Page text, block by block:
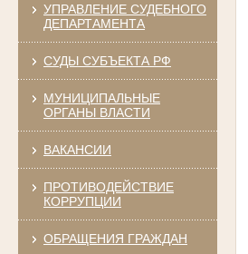
УПРАВЛЕНИЕ СУДЕБНОГО
ДЕПАРТАМЕНТА
СУДЫ СУБЪЕКТА РФ
МУНИЦИПАЛЬНЫЕ
ОРГАНЫ ВЛАСТИ
ВАКАНСИИ
ПРОТИВОДЕЙСТВИЕ
КОРРУПЦИИ
ОБРАЩЕНИЯ ГРАЖДАН